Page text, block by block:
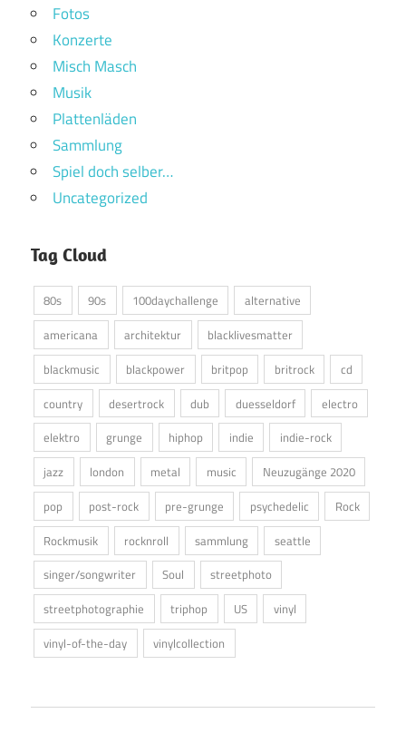
Fotos
Konzerte
Misch Masch
Musik
Plattenläden
Sammlung
Spiel doch selber…
Uncategorized
Tag Cloud
80s 90s 100daychallenge
alternative
americana
architektur
blacklivesmatter
blackmusic
blackpower britpop britrock
cd
country
desertrock dub duesseldorf
electro
elektro
grunge hiphop indie
indie-rock
jazz
london metal music
Neuzugänge 2020
pop
post-rock pre-grunge psychedelic
Rock
Rockmusik
rocknroll sammlung
seattle
singer/songwriter
Soul
streetphoto
streetphotographie
triphop US
vinyl
vinyl-of-the-day
vinylcollection